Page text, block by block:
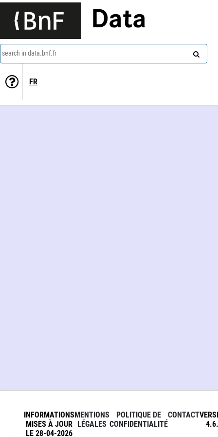
Data
search in data.bnf.fr
FR
INFORMATIONS
MISES À JOUR
LE 28-04-2026
MENTIONS
LÉGALES
POLITIQUE DE
CONFIDENTIALITÉ
CONTACT